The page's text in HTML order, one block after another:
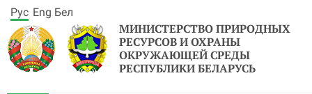
МИНИСТЕРСТВО ПРИРОДНЫХ
РЕСУРСОВ И ОХРАНЫ
ОКРУЖАЮЩЕЙ СРЕДЫ
РЕСПУБЛИКИ БЕЛАРУСЬ
Рус Eng Бел